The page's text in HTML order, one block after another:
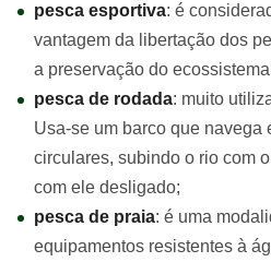
pesca esportiva: é
vantagem da libertação dos
a preservação do
pesca de rodada: muito
Usa-se um barco que navega
circulares, subindo o rio com
com ele desligado;
pesca de praia: é uma
equipamentos resistentes à